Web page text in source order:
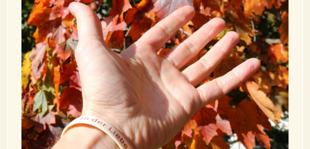
Segnungen
„Ein Segen sollst du sein.“ (Gen 12,2)
Mehr erfahren